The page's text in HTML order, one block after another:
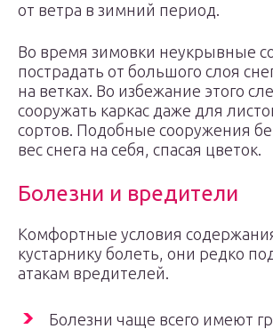
от ветра в зимний период.
Во время зимовки неукрывные
пострадать от большого слоя
на ветках. Во избежание этого
сооружать каркас даже для
сортов. Подобные сооружения
вес снега на себя, спасая цветок.
Болезни и вредители
Комфортные условия
кустарнику болеть, они редко
атакам вредителей.
Болезни чаще всего имеют